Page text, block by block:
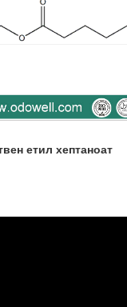
етил хептаноат